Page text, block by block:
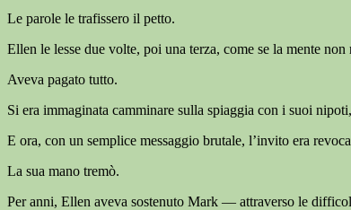
Le parole le trafissero il petto.
Ellen le lesse due volte, poi una terza, come se la mente non
Aveva pagato tutto.
Si era immaginata camminare sulla spiaggia con i suoi
E ora, con un semplice messaggio brutale, l’invito era
La sua mano tremò.
Per anni, Ellen aveva sostenuto Mark — attraverso le